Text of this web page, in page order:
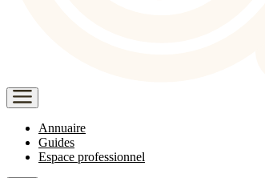
Annuaire
Guides
Espace professionnel